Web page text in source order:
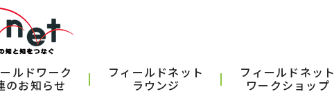
ルドワーク
のお知らせ
フィールドネット
ラウンジ
フィールドネット
ワークショップ